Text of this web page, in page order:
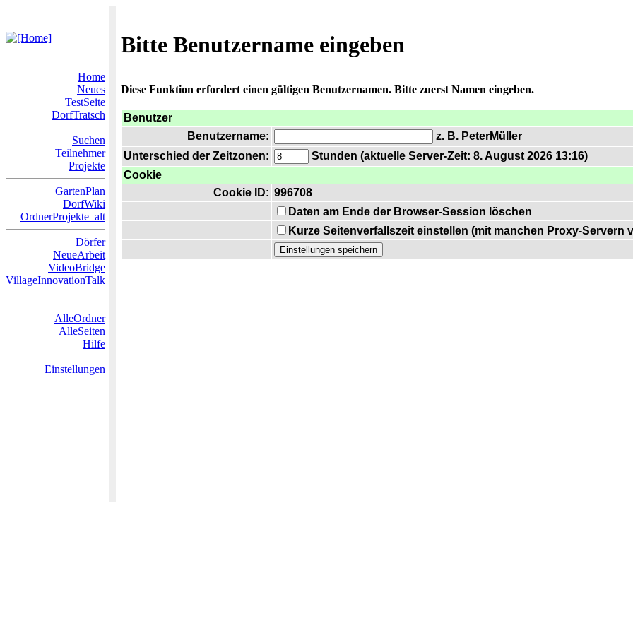
Bitte Benutzername eingeben
Home
Neues
TestSeite
DorfTratsch
Suchen
Teilnehmer
Projekte
GartenPlan
DorfWiki
OrdnerProjekte_alt
Dörfer
NeueArbeit
VideoBridge
VillageInnovationTalk
AlleOrdner
AlleSeiten
Hilfe
Einstellungen
Diese Funktion erfordert einen gültigen Benutzernamen. Bitte zuerst Namen eingeben.
Benutzer
Benutzername:
z. B. PeterMüller
Unterschied der Zeitzonen:
Stunden (aktuelle Server-Zeit: 8. August 2026 13:16)
Cookie
Cookie ID: 996708
Daten am Ende der Browser-Session löschen
Kurze Seitenverfallszeit einstellen (mit manchen Proxy-Servern